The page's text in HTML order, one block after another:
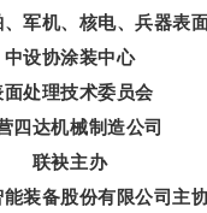
军机、核电、兵器表
中设协涂装中心
面处理技术委员会
四达机械制造公司
联袂主办
装备股份有限公司主